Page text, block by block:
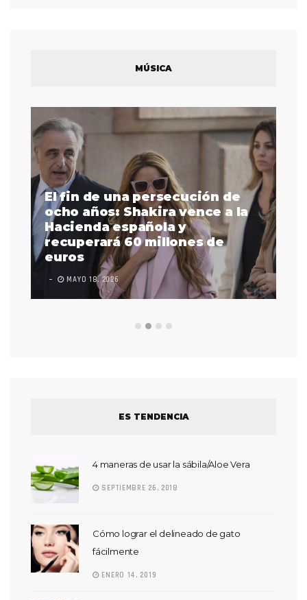
MÚSICA
El fin de una persecución de
ocho años: Shakira vence a la
Hacienda española y
recuperará 60 millones de
euros
MAYO 18, 2026
ES TENDENCIA
4 maneras de usar la sábila/Aloe Vera
SEPTIEMBRE 26, 2018
Cómo lograr el delineado de gato
fácilmente
ENERO 14, 2019